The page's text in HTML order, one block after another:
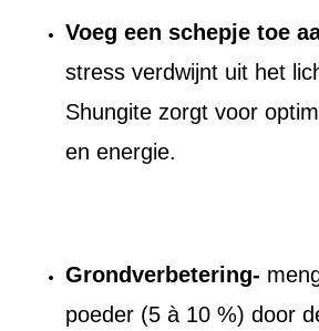
Voeg een schepje toe
stress verdwijnt uit het
Shungite zorgt voor
en energie.
Grondverbetering-
poeder (5 à 10 %) door